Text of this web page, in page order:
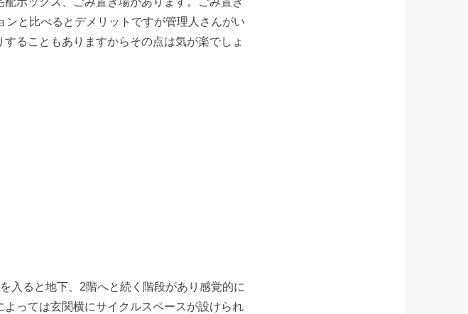
と比べるとデメリットですが管理人さんがい
ることもありますからその点は気が楽でしょ
入ると地下、2階へと続く階段があり感覚的に
っては玄関横にサイクルスペースが設けられ